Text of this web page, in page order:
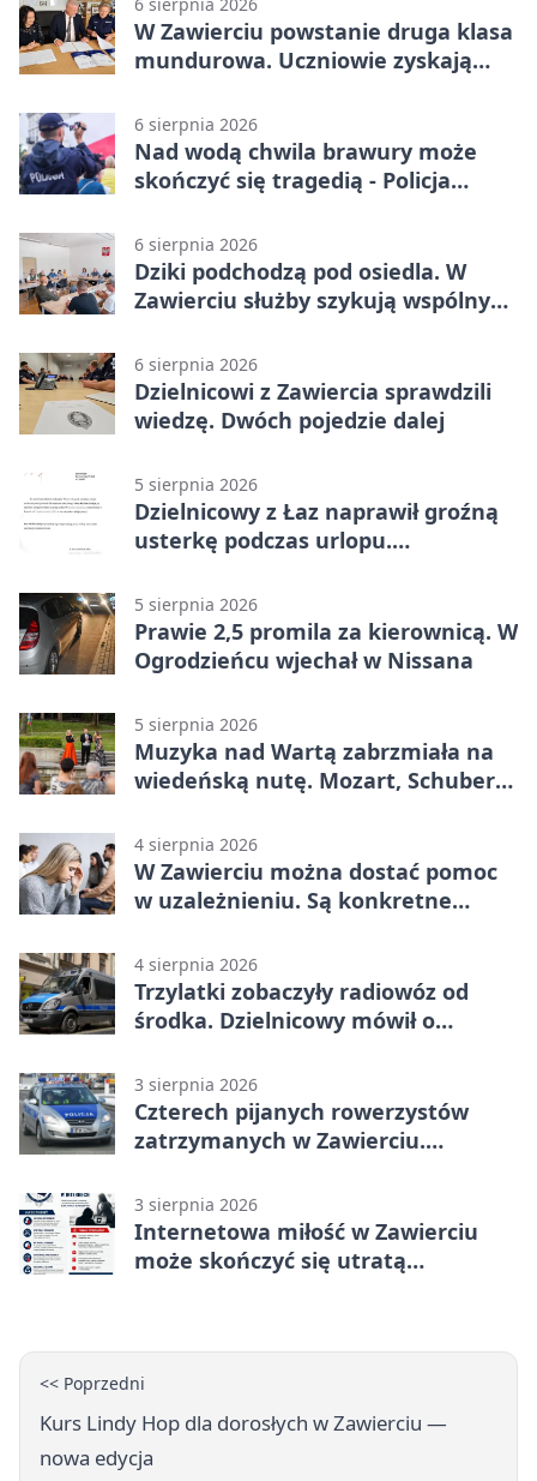
W Zawierciu powstanie druga klasa
mundurowa. Uczniowie zyskają
6 sierpnia 2026
Nad wodą chwila brawury może
skończyć się tragedią - Policja
6 sierpnia 2026
Dziki podchodzą pod osiedla. W
Zawierciu służby szykują wspólny
6 sierpnia 2026
Dzielnicowi z Zawiercia sprawdzili
wiedzę. Dwóch pojedzie dalej
5 sierpnia 2026
Dzielnicowy z Łaz naprawił groźną
usterkę podczas urlopu.
5 sierpnia 2026
Prawie 2,5 promila za kierownicą. W
Ogrodzieńcu wjechał w Nissana
5 sierpnia 2026
Muzyka nad Wartą zabrzmiała na
wiedeńską nutę. Mozart, Schubert i
4 sierpnia 2026
W Zawierciu można dostać pomoc
w uzależnieniu. Są konkretne
4 sierpnia 2026
Trzylatki zobaczyły radiowóz od
środka. Dzielnicowy mówił o
3 sierpnia 2026
Czterech pijanych rowerzystów
zatrzymanych w Zawierciu.
3 sierpnia 2026
Internetowa miłość w Zawierciu
może skończyć się utratą
<< Poprzedni
Kurs Lindy Hop dla dorosłych w Zawierciu —
nowa edycja